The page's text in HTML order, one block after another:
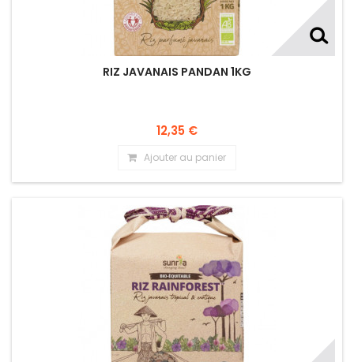
RIZ JAVANAIS PANDAN 1KG
12,35 €
Ajouter au panier